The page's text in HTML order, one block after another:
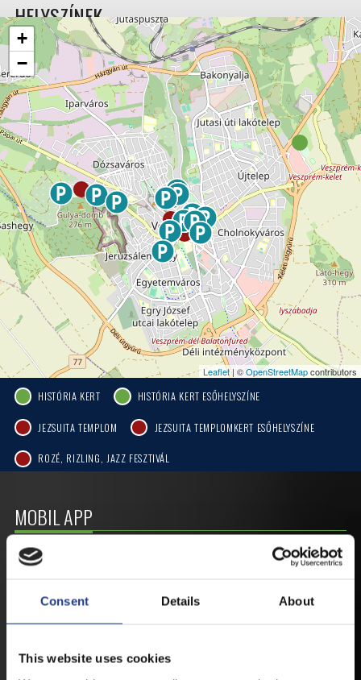
Consent Details About
This website uses cookies
+
−
Leaflet| ©OpenStreetMapcontributors
HELYSZÍNEK
HISTÓRIA KERT HISTÓRIA KERT ESŐHELYSZÍNE
JEZSUITA TEMPLOM JEZSUITA TEMPLOMKERT ESŐHELYSZÍNE
ROZÉ, RIZLING, JAZZ FESZTIVÁL
MOBIL APP